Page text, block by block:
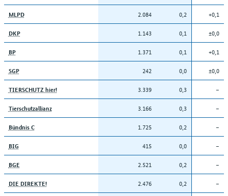
MLPD 2.084 0,2 +0,1
DKP 1.143 0,1 ±0,0
BP 1.371 0,1 +0,1
SGP 242 0,0 ±0,0
TIERSCHUTZ hier! 3.339 0,3 –
Tierschutzallianz 3.166 0,3 –
Bündnis C 1.725 0,2 –
BIG 415 0,0 –
BGE 2.521 0,2 –
DIE DIREKTE! 2.476 0,2 –